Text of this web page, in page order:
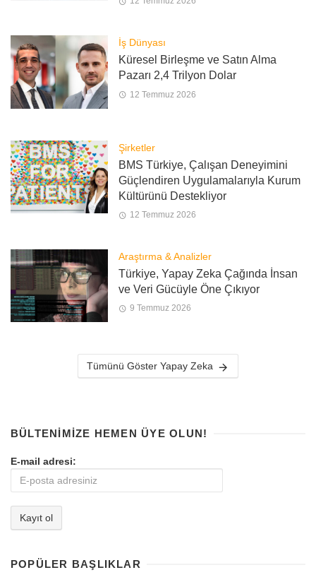
İş Dünyası
Küresel Birleşme ve Satın Alma
Pazarı 2,4 Trilyon Dolar
12 Temmuz 2026
Şirketler
BMS Türkiye, Çalışan Deneyimini
Güçlendiren Uygulamalarıyla Kurum
Kültürünü Destekliyor
12 Temmuz 2026
Araştırma & Analizler
Türkiye, Yapay Zeka Çağında İnsan
ve Veri Gücüyle Öne Çıkıyor
9 Temmuz 2026
Tümünü Göster Yapay Zeka
BÜLTENIMIZE HEMEN ÜYE OLUN!
E-mail adresi:
POPÜLER BAŞLIKLAR